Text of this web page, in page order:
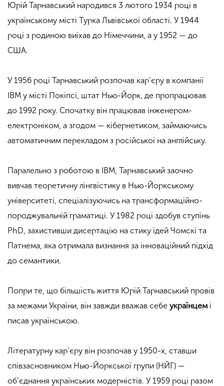
Юрій Тарнавський народився 3 лютого 1934 році в
українському місті Турка Львівської області. У 1944
році з родиною виїхав до Німеччини, а у 1952 — до
США.
У 1956 році Тарнавський розпочав кар’єру в компанії
IBM у місті Покіпсі, штат Нью-Йорк, де пропрацював
до 1992 року. Спочатку він працював інженером-
електроніком, а згодом — кібернетиком, займаючись
автоматичним перекладом з російської на англійську.
Паралельно з роботою в IBM, Тарнавський заочно
вивчав теоретичну лінгвістику в Нью-Йоркському
університеті, спеціалізуючись на трансформаційно-
породжувальній граматиці. У 1982 році здобув ступінь
PhD, захистивши дисертацію на стику ідей Чомскі та
Патнема, яка отримала визнання за інноваційний підхід
до семантики.
Попри те, що більшість життя Юрій Тарнавський провів
за межами України, він завжди вважав себе українцемі
писав українською.
Літературну кар’єру він розпочав у 1950-х, ставши
співзасновником Нью-Йоркської групи (НЙГ) —
об’єднання українських модерністів. У 1959 році разом